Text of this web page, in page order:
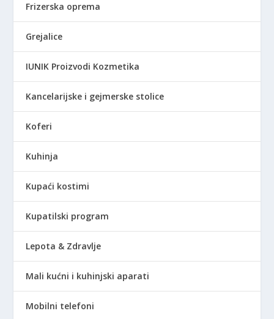
Frizerska oprema
Grejalice
IUNIK Proizvodi Kozmetika
Kancelarijske i gejmerske stolice
Koferi
Kuhinja
Kupaći kostimi
Kupatilski program
Lepota & Zdravlje
Mali kućni i kuhinjski aparati
Mobilni telefoni